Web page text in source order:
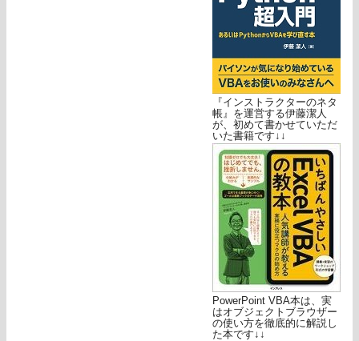
『インストラクターのネタ
帳』を運営する伊藤潔人
が、初めて書かせていただ
いた書籍です↓↓
PowerPoint VBA本は、実
はオブジェクトブラウザー
の使い方を徹底的に解説し
た本です↓↓